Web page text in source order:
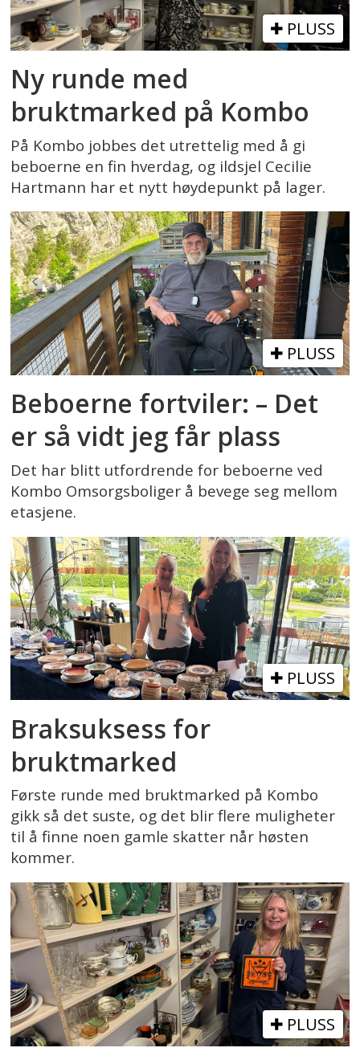
PLUSS
Ny runde med
bruktmarked på Kombo
På Kombo jobbes det utrettelig med å gi
beboerne en fin hverdag, og ildsjel Cecilie
Hartmann har et nytt høydepunkt på lager.
PLUSS
Beboerne fortviler: – Det
er så vidt jeg får plass
Det har blitt utfordrende for beboerne ved
Kombo Omsorgsboliger å bevege seg mellom
etasjene.
PLUSS
Braksuksess for
bruktmarked
Første runde med bruktmarked på Kombo
gikk så det suste, og det blir flere muligheter
til å finne noen gamle skatter når høsten
kommer.
PLUSS